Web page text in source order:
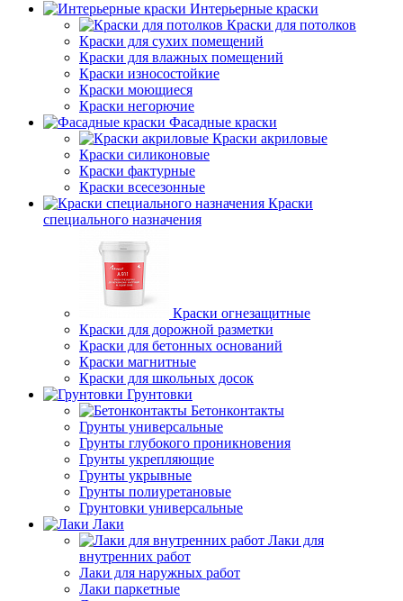
Интерьерные краски
Краски для потолков
Краски для сухих помещений
Краски для влажных помещений
Краски износостойкие
Краски моющиеся
Краски негорючие
Фасадные краски
Краски акриловые
Краски силиконовые
Краски фактурные
Краски всесезонные
Краски
специального назначения
Краски огнезащитные
Краски для дорожной разметки
Краски для бетонных оснований
Краски магнитные
Краски для школьных досок
Грунтовки
Бетонконтакты
Грунты универсальные
Грунты глубокого проникновения
Грунты укрепляющие
Грунты укрывные
Грунты полиуретановые
Грунтовки универсальные
Лаки
Лаки для
внутренних работ
Лаки для наружных работ
Лаки паркетные